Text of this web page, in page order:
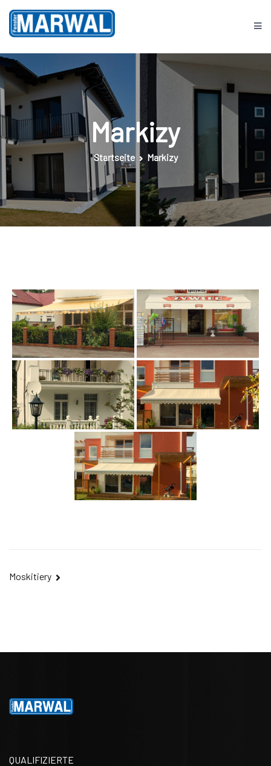
Springe
zum
Inhalt
Fenster MARWAL
Markizy
Startseite Markizy
Beitragsnavigation
Moskitiery
QUALIFIZIERTE